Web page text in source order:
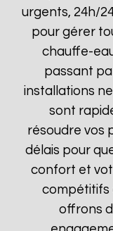
urgents, 24h/
pour gérer
chauffe-
passant
installations
sont
résoudre vos
délais pour
confort et
compétitifs
offrons